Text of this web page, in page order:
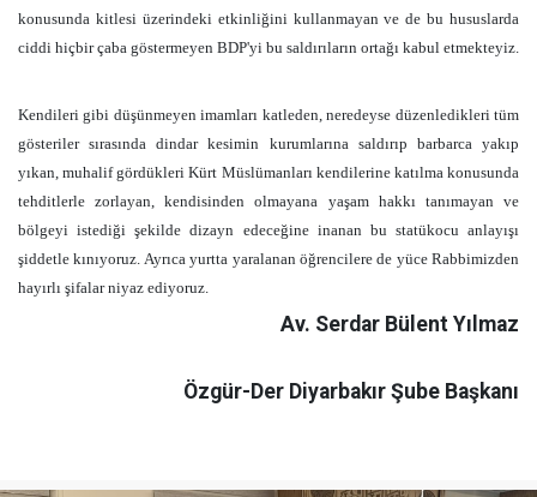
konusunda kitlesi üzerindeki etkinliğini kullanmayan ve de bu hususlarda
ciddi hiçbir çaba göstermeyen BDP'yi bu saldırıların ortağı kabul etmekteyiz.
Kendileri gibi düşünmeyen imamları katleden, neredeyse düzenledikleri tüm
gösteriler sırasında dindar kesimin kurumlarına saldırıp barbarca yakıp
yıkan, muhalif gördükleri Kürt Müslümanları kendilerine katılma konusunda
tehditlerle zorlayan, kendisinden olmayana yaşam hakkı tanımayan ve
bölgeyi istediği şekilde dizayn edeceğine inanan bu statükocu anlayışı
şiddetle kınıyoruz. Ayrıca yurtta yaralanan öğrencilere de yüce Rabbimizden
hayırlı şifalar niyaz ediyoruz.
Av. Serdar Bülent Yılmaz
Özgür-Der Diyarbakır Şube Başkanı